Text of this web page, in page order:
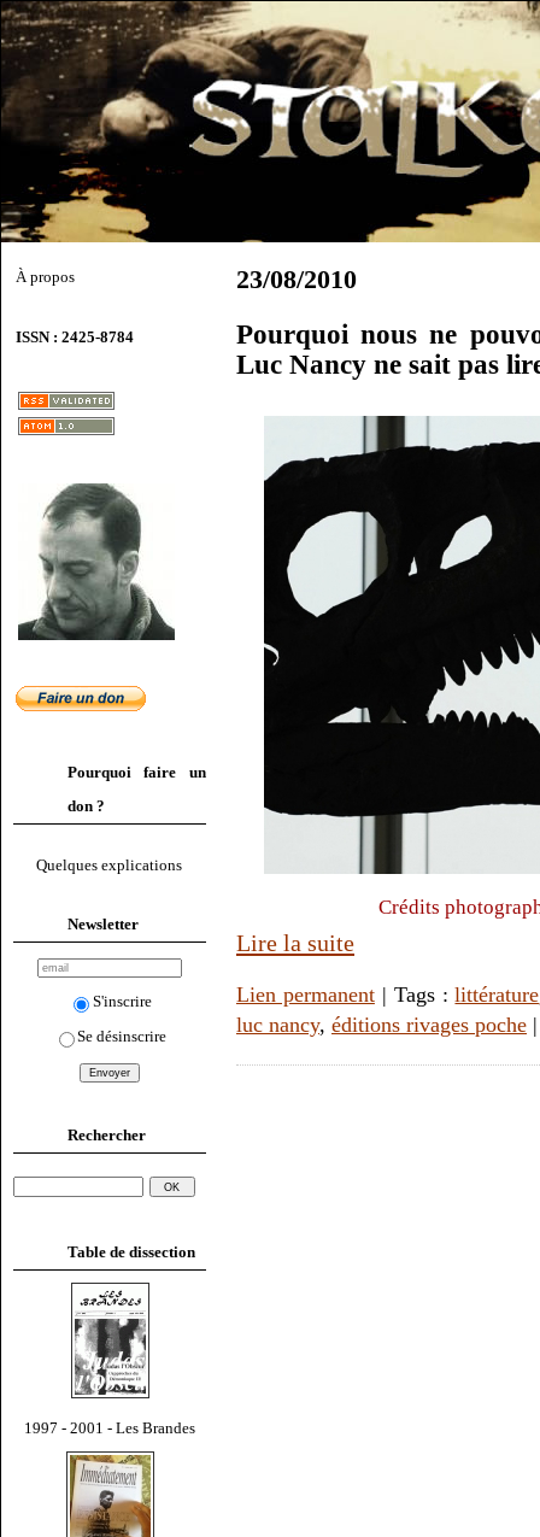
À propos
ISSN : 2425-8784
Pourquoi faire un
don ?
Quelques explications
Newsletter
S'inscrire
Se désinscrire
Rechercher
Table de dissection
1997 - 2001 - Les Brandes
23/08/2010
Pourquoi nous ne
Luc Nancy ne sait pas
Crédits
Lire la suite
Lien permanent| Tags :littérature
luc nancy, éditions rivages poche